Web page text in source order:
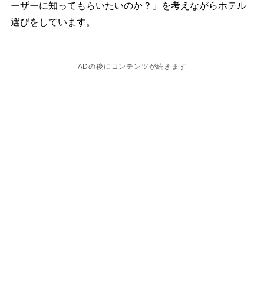
ーザーに知ってもらいたいのか？」を考えながらホテル
選びをしています。
ADの後にコンテンツが続きます